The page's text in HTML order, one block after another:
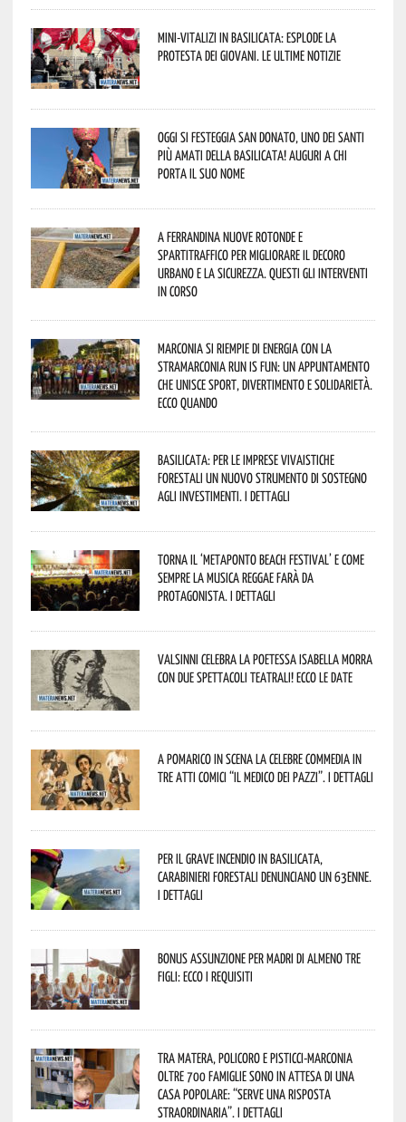
Mini-vitalizi in Basilicata: esplode la
protesta dei giovani. Le ultime notizie
Oggi si festeggia San Donato, uno dei Santi
più amati della Basilicata! Auguri a chi
porta il suo nome
A Ferrandina nuove rotonde e
spartitraffico per migliorare il decoro
urbano e la sicurezza. Questi gli interventi
in corso
Marconia si riempie di energia con la
StraMarconia Run is Fun: un appuntamento
che unisce sport, divertimento e solidarietà.
Ecco quando
Basilicata: per le imprese vivaistiche
forestali un nuovo strumento di sostegno
agli investimenti. I dettagli
Torna il ‘Metaponto beach festival’ e come
sempre la musica reggae farà da
protagonista. I dettagli
Valsinni celebra la poetessa Isabella Morra
con due spettacoli teatrali! Ecco le date
A Pomarico in scena la celebre commedia in
tre atti comici “Il medico dei pazzi”. I dettagli
Per il grave incendio in Basilicata,
Carabinieri forestali denunciano un 63enne.
I dettagli
Bonus assunzione per madri di almeno tre
figli: ecco i requisiti
Tra Matera, Policoro e Pisticci-Marconia
oltre 700 famiglie sono in attesa di una
casa popolare: “serve una risposta
straordinaria”. I dettagli